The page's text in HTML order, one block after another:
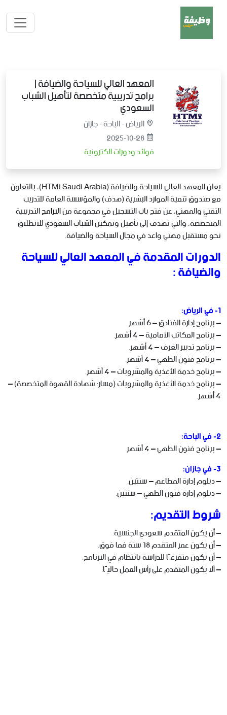
المعهد العالي للسياحة والضيافة |
برامج تدريبية متخصصة لتأهيل الشباب
السعودي
الرياض - الباحة - جازان
2025-10-28
فوائد ودورات الكترونية
يعلن المعهد العالي للسياحة والضيافة (HTMi Saudi Arabia)، بالتعاون
مع صندوق تنمية الموارد البشرية (هدف) والمؤسسة العامة للتدريب
التقني والمهني، عن فتح باب التسجيل في مجموعة منالبرامجالتدريبية
المتخصصة، والتي تهدف إلى تأهيل وتمكين الشباب السعودي للانطلاق
نحو مستقبل مهني واعد في مجال السياحة والضيافة.
الدورات المقدمة في المعهد العالي للسياحة
والضيافة :
1- في الرياض:
– برنامج إدارة الفنادق – 6 أشهر.
– برنامج المكاتب الأمامية – 4 أشهر.
– برنامج تدبير الغرف – 4 أشهر.
– برنامج فنون الطهي – 4 أشهر.
– برنامج خدمة الأغذية والمشروبات – 4 أشهر.
– برنامج خدمة الأغذية والمشروبات (مسار: شهادة القهوة المتخصصة) –
4 أشهر.
2- في الباحة:
– برنامج فنون الطهي – 4 أشهر.
3- في جازان:
– دبلوم إدارة المطاعم – سنتين.
– دبلوم إدارة فنون الطهي – سنتين.
شروط التقديم:
– أن يكون المتقدم سعودي الجنسية.
– أن يكون عمر المتقدم 18 سنة فما فوق.
– أن يكون متفرغًا للدراسة بانتظام في البرنامج.
– ألا يكون المتقدم على رأس العمل حاليًا.